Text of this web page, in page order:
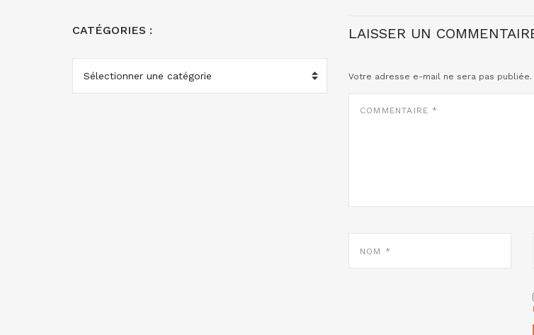
LAISSER UN
Votre adresse e-mail ne sera pas publiée.
COMMENTAIRE
NOM
CATÉGORIES :
CATÉGORIES